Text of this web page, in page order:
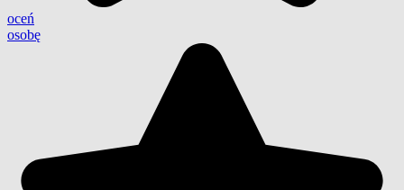
oceń
osobę